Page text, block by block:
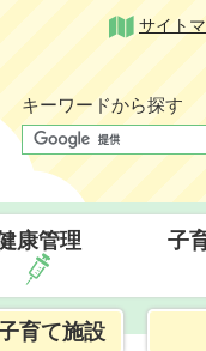
サイト
キーワードから探す
康管理 子
育て施設